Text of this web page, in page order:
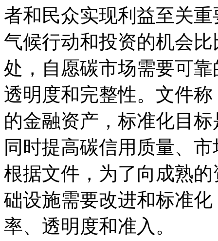
者和民众实现利益至关重
气候行动和投资的机会
处，自愿碳市场需要可
透明度和完整性。文件
的金融资产，标准化目
同时提高碳信用质量、
根据文件，为了向成熟
础设施需要改进和标准
率、透明度和准入。